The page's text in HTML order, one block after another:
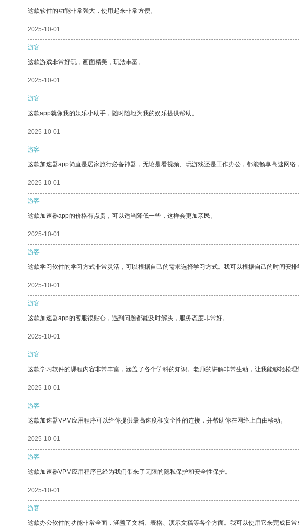
这款软件的功能非常强大，使用起来非常方便。
2025-10-01
游客
这款游戏非常好玩，画面精美，玩法丰富。
2025-10-01
游客
这款app就像我的娱乐小助手，随时随地为我的娱乐提供帮助。
2025-10-01
游客
这款加速器app简直是居家旅行必备神器，无论是看视频、玩游戏还是工作办公，都能畅享高速网
2025-10-01
游客
这款加速器app的价格有点贵，可以适当降低一些，这样会更加亲民。
2025-10-01
游客
这款学习软件的学习方式非常灵活，可以根据自己的需求选择学习方式。我可以根据自己的时间安排
2025-10-01
游客
这款加速器app的客服很贴心，遇到问题都能及时解决，服务态度非常好。
2025-10-01
游客
这款学习软件的课程内容非常丰富，涵盖了各个学科的知识。老师的讲解非常生动，让我能够轻松理
2025-10-01
游客
这款加速器VPM应用程序可以给你提供最高速度和安全性的连接，并帮助你在网络上自由移动。
2025-10-01
游客
这款加速器VPM应用程序已经为我们带来了无限的隐私保护和安全性保护。
2025-10-01
游客
这款办公软件的功能非常全面，涵盖了文档、表格、演示文稿等各个方面。我可以使用它来完成日常